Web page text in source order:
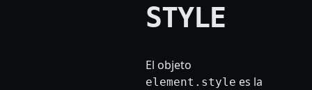
STYLE
El objeto
element.style es la